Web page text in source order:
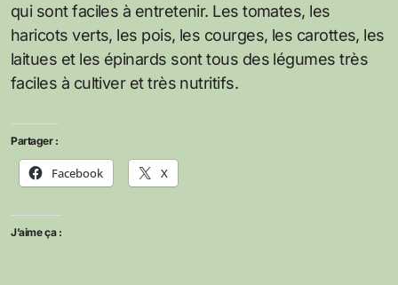
qui sont faciles à entretenir. Les tomates, les
haricots verts, les pois, les courges, les carottes, les
laitues et les épinards sont tous des légumes très
faciles à cultiver et très nutritifs.
Partager :
Facebook X
J’aime ça :